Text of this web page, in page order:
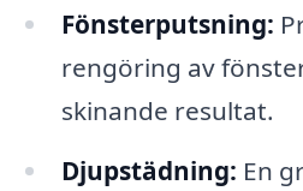
Fönsterputsning:
rengöring av
skinande resultat.
Djupstädning: En